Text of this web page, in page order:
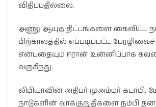
விதிப்பதில்லை.
அணு ஆயுத திட்டங்களை கைவிட்ட
பிற்காலத்தில் எப்படிப்பட்ட
என்பதையும் ஈரான் உன்னிப்பாக
வருகிறது.
லிபியாவின் அதிபர் முஅம்மர் கடாபி,
நாடுகளின் வாக்குறுதிகளை நம்பி